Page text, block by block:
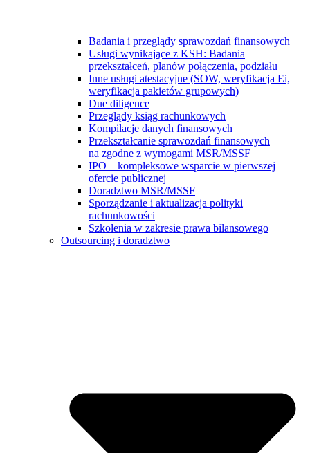
Badania i przeglądy sprawozdań finansowych
Usługi wynikające z KSH: Badania
przekształceń, planów połączenia, podziału
Inne usługi atestacyjne (SOW, weryfikacja Ei,
weryfikacja pakietów grupowych)
Due diligence
Przeglądy ksiąg rachunkowych
Kompilacje danych finansowych
Przekształcanie sprawozdań finansowych
na zgodne z wymogami MSR/MSSF
IPO – kompleksowe wsparcie w pierwszej
ofercie publicznej
Doradztwo MSR/MSSF
Sporządzanie i aktualizacja polityki
rachunkowości
Szkolenia w zakresie prawa bilansowego
Outsourcing i doradztwo